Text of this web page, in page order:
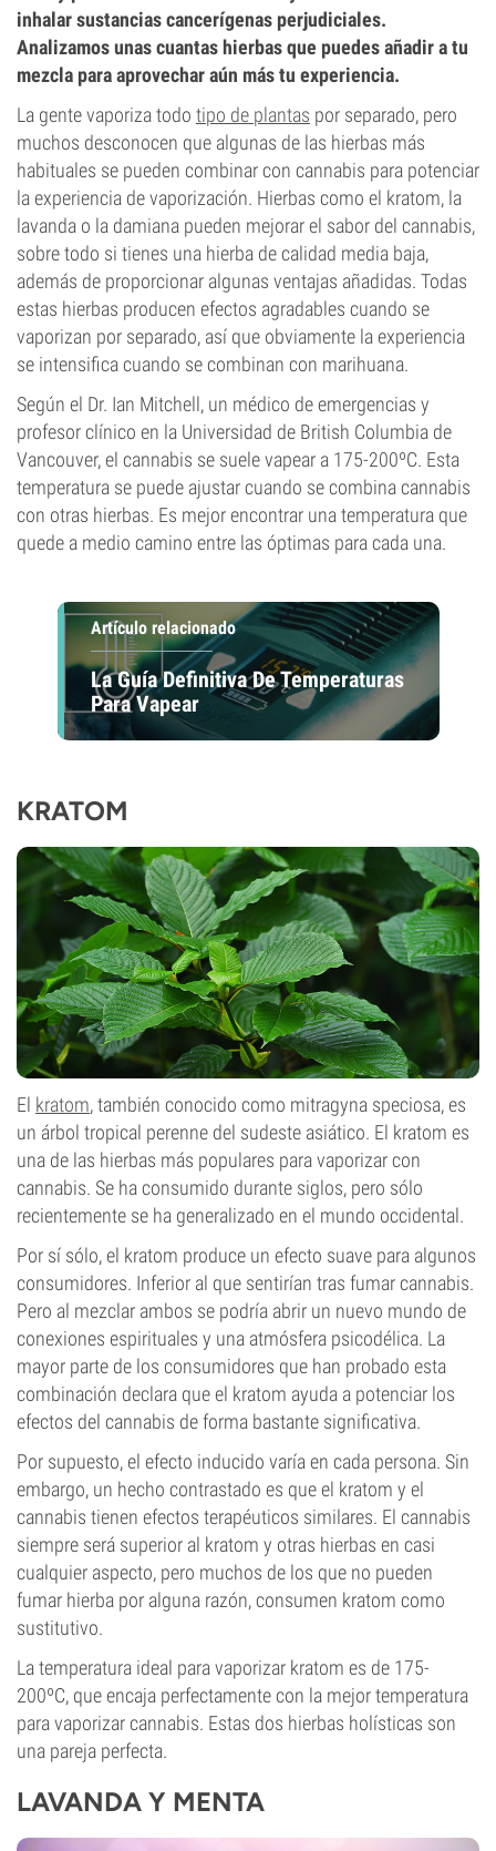
inhalar sustancias cancerígenas perjudiciales.
Analizamos unas cuantas hierbas que puedes añadir a tu
mezcla para aprovechar aún más tu experiencia.
La gente vaporiza todo tipo de plantas por separado, pero
muchos desconocen que algunas de las hierbas más
habituales se pueden combinar con cannabis para potenciar
la experiencia de vaporización. Hierbas como el kratom, la
lavanda o la damiana pueden mejorar el sabor del cannabis,
sobre todo si tienes una hierba de calidad media baja,
además de proporcionar algunas ventajas añadidas. Todas
estas hierbas producen efectos agradables cuando se
vaporizan por separado, así que obviamente la experiencia
se intensifica cuando se combinan con marihuana.
Según el Dr. Ian Mitchell, un médico de emergencias y
profesor clínico en la Universidad de British Columbia de
Vancouver, el cannabis se suele vapear a 175-200ºC. Esta
temperatura se puede ajustar cuando se combina cannabis
con otras hierbas. Es mejor encontrar una temperatura que
quede a medio camino entre las óptimas para cada una.
Artículo relacionado
La Guía Definitiva De Temperaturas
Para Vapear
KRATOM
El kratom, también conocido como mitragyna speciosa, es
un árbol tropical perenne del sudeste asiático. El kratom es
una de las hierbas más populares para vaporizar con
cannabis. Se ha consumido durante siglos, pero sólo
recientemente se ha generalizado en el mundo occidental.
Por sí sólo, el kratom produce un efecto suave para algunos
consumidores. Inferior al que sentirían tras fumar cannabis.
Pero al mezclar ambos se podría abrir un nuevo mundo de
conexiones espirituales y una atmósfera psicodélica. La
mayor parte de los consumidores que han probado esta
combinación declara que el kratom ayuda a potenciar los
efectos del cannabis de forma bastante significativa.
Por supuesto, el efecto inducido varía en cada persona. Sin
embargo, un hecho contrastado es que el kratom y el
cannabis tienen efectos terapéuticos similares. El cannabis
siempre será superior al kratom y otras hierbas en casi
cualquier aspecto, pero muchos de los que no pueden
fumar hierba por alguna razón, consumen kratom como
sustitutivo.
La temperatura ideal para vaporizar kratom es de 175-
200ºC, que encaja perfectamente con la mejor temperatura
para vaporizar cannabis. Estas dos hierbas holísticas son
una pareja perfecta.
LAVANDA Y MENTA